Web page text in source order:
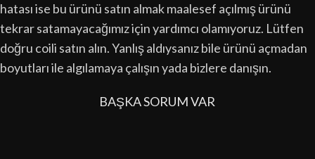
hatası ise bu ürünü satın almak maalesef açılmış ürünü
tekrar satamayacağımız için yardımcı olamıyoruz. Lütfen
doğru coili satın alın. Yanlış aldıysanız bile ürünü açmadan
boyutları ile algılamaya çalışın yada bizlere danışın.
BAŞKA SORUM VAR